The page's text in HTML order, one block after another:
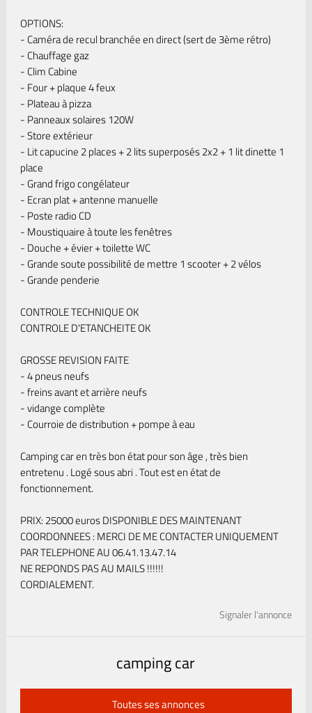
OPTIONS:
- Caméra de recul branchée en direct (sert de 3ème rétro)
- Chauffage gaz
- Clim Cabine
- Four + plaque 4 feux
- Plateau à pizza
- Panneaux solaires 120W
- Store extérieur
- Lit capucine 2 places + 2 lits superposés 2x2 + 1 lit dinette 1
place
- Grand frigo congélateur
- Ecran plat + antenne manuelle
- Poste radio CD
- Moustiquaire à toute les fenêtres
- Douche + évier + toilette WC
- Grande soute possibilité de mettre 1 scooter + 2 vélos
- Grande penderie
CONTROLE TECHNIQUE OK
CONTROLE D'ETANCHEITE OK
GROSSE REVISION FAITE
- 4 pneus neufs
- freins avant et arrière neufs
- vidange complète
- Courroie de distribution + pompe à eau
Camping car en très bon état pour son âge , très bien
entretenu . Logé sous abri . Tout est en état de
fonctionnement.
PRIX: 25000 euros DISPONIBLE DES MAINTENANT
COORDONNEES : MERCI DE ME CONTACTER UNIQUEMENT
PAR TELEPHONE AU 06.41.13.47.14
NE REPONDS PAS AU MAILS !!!!!!
CORDIALEMENT.
Signaler l'annonce
camping car
Toutes ses annonces